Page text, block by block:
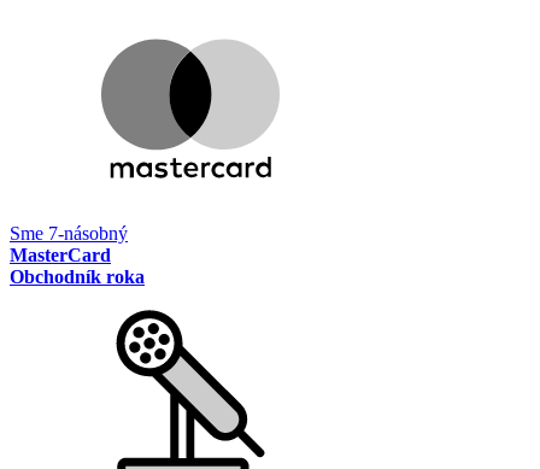
Sme 7-násobný
MasterCard
Obchodník roka